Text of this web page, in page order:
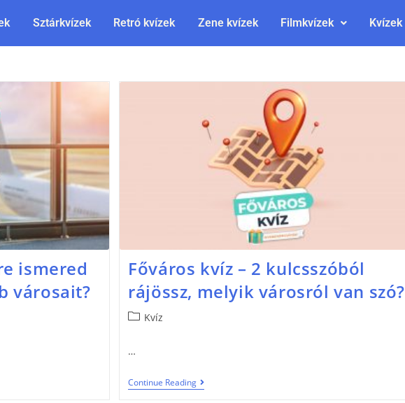
Sztárkvízek Retró kvízek Zene kvízek Filmkvízek Kvízek
ismered
városait?
Főváros kvíz – 2 kulcsszóból
rájössz, melyik városról van szó?
Kvíz
…
Continue Reading